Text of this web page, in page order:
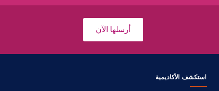
أرسلها الآن
استكشف الأكاديمية